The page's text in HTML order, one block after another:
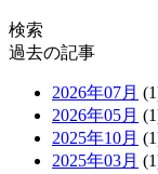
検索
過去の記事
2026年07月
2026年05月
2025年10月
2025年03月